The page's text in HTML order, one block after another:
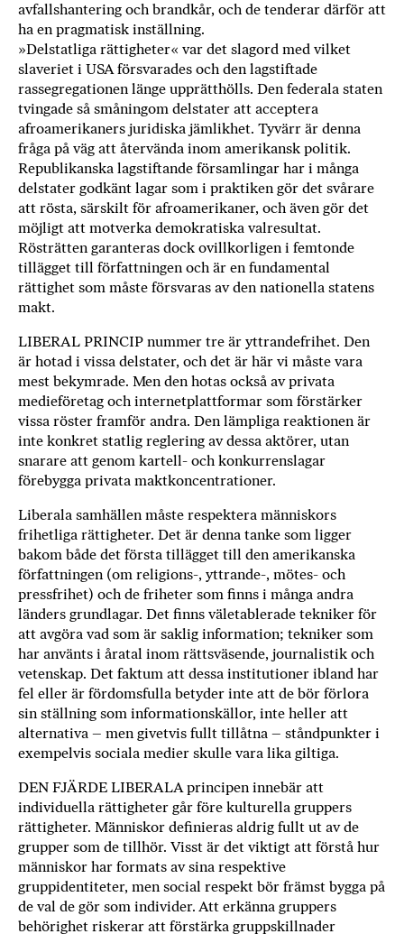
avfallshantering och brandkår, och de tenderar därför att
ha en pragmatisk inställning.
»Delstatliga rättigheter« var det slagord med vilket
slaveriet i USA försvarades och den lagstiftade
rassegregationen länge upprätthölls. Den federala staten
tvingade så småningom delstater att acceptera
afroamerikaners juridiska jämlikhet. Tyvärr är denna
fråga på väg att återvända inom amerikansk politik.
Republikanska lagstiftande församlingar har i många
delstater godkänt lagar som i praktiken gör det svårare
att rösta, särskilt för afroamerikaner, och även gör det
möjligt att motverka demokratiska valresultat.
Rösträtten garanteras dock ovillkorligen i femtonde
tillägget till författningen och är en fundamental
rättighet som måste försvaras av den nationella statens
makt.
LIBERAL PRINCIP nummer tre är yttrandefrihet. Den
är hotad i vissa delstater, och det är här vi måste vara
mest bekymrade. Men den hotas också av privata
medieföretag och internetplattformar som förstärker
vissa röster framför andra. Den lämpliga reaktionen är
inte konkret statlig reglering av dessa aktörer, utan
snarare att genom kartell- och konkurrenslagar
förebygga privata maktkoncentrationer.
Liberala samhällen måste respektera människors
frihetliga rättigheter. Det är denna tanke som ligger
bakom både det första tillägget till den amerikanska
författningen (om religions-, yttrande-, mötes- och
pressfrihet) och de friheter som finns i många andra
länders grundlagar. Det finns väletablerade tekniker för
att avgöra vad som är saklig information; tekniker som
har använts i åratal inom rättsväsende, journalistik och
vetenskap. Det faktum att dessa institutioner ibland har
fel eller är fördomsfulla betyder inte att de bör förlora
sin ställning som informationskällor, inte heller att
alternativa – men givetvis fullt tillåtna – ståndpunkter i
exempelvis sociala medier skulle vara lika giltiga.
DEN FJÄRDE LIBERALA principen innebär att
individuella rättigheter går före kulturella gruppers
rättigheter. Människor definieras aldrig fullt ut av de
grupper som de tillhör. Visst är det viktigt att förstå hur
människor har formats av sina respektive
gruppidentiteter, men social respekt bör främst bygga på
de val de gör som individer. Att erkänna gruppers
behörighet riskerar att förstärka gruppskillnader